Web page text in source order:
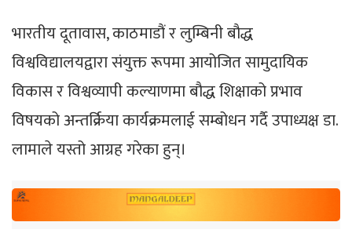
भारतीय दूतावास, काठमाडौं र लुम्बिनी बौद्ध
विश्वविद्यालयद्वारा संयुक्त रूपमा आयोजित सामुदायिक
विकास र विश्वव्यापी कल्याणमा बौद्ध शिक्षाको प्रभाव
विषयको अन्तर्क्रिया कार्यक्रमलाई सम्बोधन गर्दै उपाध्यक्ष डा.
लामाले यस्तो आग्रह गरेका हुन्।